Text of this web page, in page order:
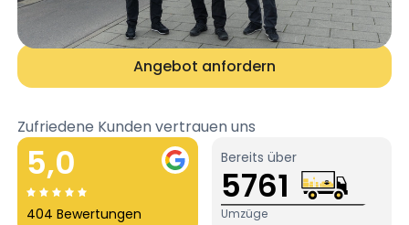
Angebot anfordern
Zufriedene Kunden vertrauen uns
5,0
404 Bewertungen
Bereits über
5761
Umzüge